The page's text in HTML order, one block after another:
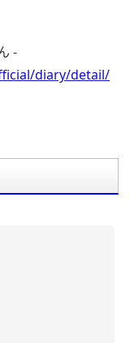
-
diary/detail/